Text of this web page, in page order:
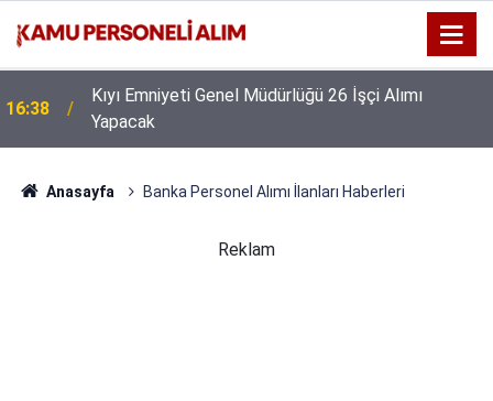
16:38
Kıyı Emniyeti Genel Müdürlüğü 26 İşçi Alımı
Yapacak
Anasayfa Banka Personel Alımı İlanları Haberleri
Reklam